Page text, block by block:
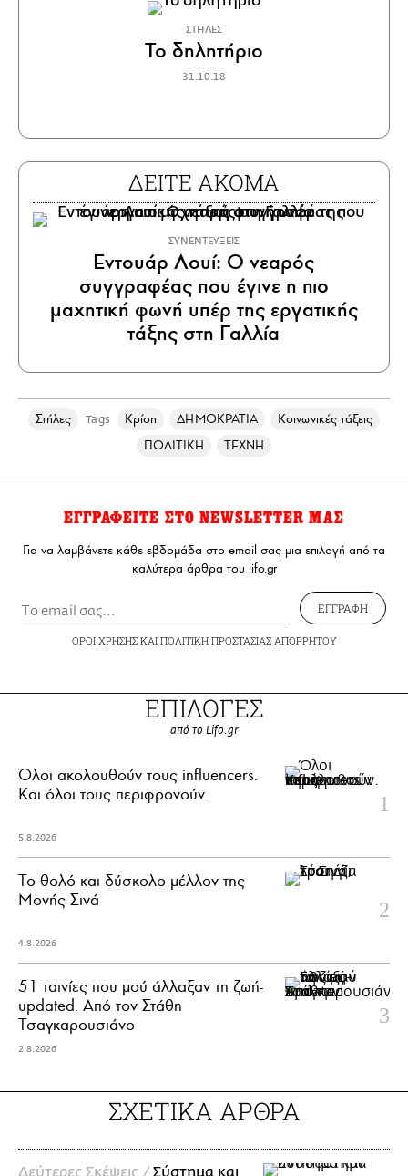
ΣΤΗΛΕΣ
Το δηλητήριο
31.10.18
ΔΕΙΤΕ ΑΚΟΜΑ
ΣΥΝΕΝΤΕΥΞΕΙΣ
Εντουάρ Λουί: Ο νεαρός
συγγραφέας που έγινε η πιο
μαχητική φωνή υπέρ της εργατικής
τάξης στη Γαλλία
Στήλες Tags Κρίση ΔΗΜΟΚΡΑΤΙΑ
Κοινωνικές τάξεις
ΠΟΛΙΤΙΚΗ
ΤΕΧΝΗ
ΕΓΓΡΑΦΕΙΤΕ ΣΤΟ NEWSLETTER ΜΑΣ
Για να λαμβάνετε κάθε εβδομάδα στο email σας μια επιλογή από τα
καλύτερα άρθρα του lifo.gr
ΕΓΓΡΑΦΗ
ΟΡΟΙ ΧΡΗΣΗΣΚΑΙ ΠΟΛΙΤΙΚΗ ΠΡΟΣΤΑΣΙΑΣ ΑΠΟΡΡΗΤΟΥ
ΕΠΙΛΟΓΕΣ
από το Lifo.gr
Όλοι ακολουθούν τους influencers.
Και όλοι τους περιφρονούν.
5.8.2026
Το θολό και δύσκολο μέλλον της
Μονής Σινά
4.8.2026
51 ταινίες που μού άλλαξαν τη ζωή-
updated. Aπό τον Στάθη
Τσαγκαρουσιάνο
2.8.2026
ΣΧΕΤΙΚΑ ΑΡΘΡΑ
Δεύτερες Σκέψεις /Σύστημα και